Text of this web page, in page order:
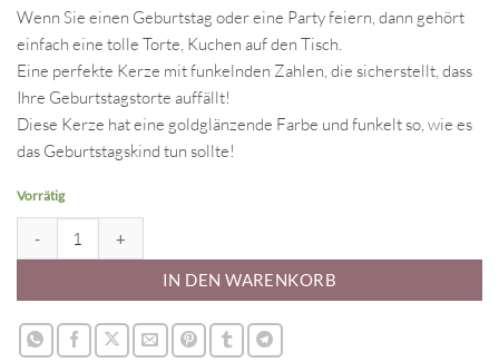
war:
CHF 2.90
ist:
CHF 1.00.
Wenn Sie einen Geburtstag oder eine Party feiern, dann gehört
einfach eine tolle Torte, Kuchen auf den Tisch.
Eine perfekte Kerze mit funkelnden Zahlen, die sicherstellt, dass
Ihre Geburtstagstorte auffällt!
Diese Kerze hat eine goldglänzende Farbe und funkelt so, wie es
das Geburtstagskind tun sollte!
Vorrätig
IN DEN WARENKORB